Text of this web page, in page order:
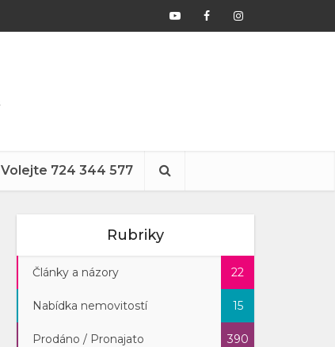
Volejte 724 344 577
Rubriky
Články a názory 22
Nabídka nemovitostí 15
Prodáno / Pronajato 390